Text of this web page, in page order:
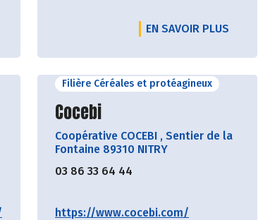
EN SAVOIR PLUS
Filière Céréales et protéagineux
Découvrir le producteur
Cocebi
Coopérative COCEBI , Sentier de la
Fontaine 89310 NITRY
03 86 33 64 44
https://www.cocebi.com/